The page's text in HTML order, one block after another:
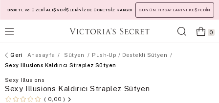
3500 TL ve ÜZERİ ALIŞVERİŞLERİNİZDE ÜCRETSİZ KARGO! GÜNÜN FIRSATLARINI KEŞFEDİN
0
Anasayfa Sütyen
Push-Up / Destekli Sütyen
Sexy Illusions Kaldırıcı Straplez Sütyen
Sexy Illusions
Sexy Illusions Kaldırıcı Straplez Sütyen
0,00